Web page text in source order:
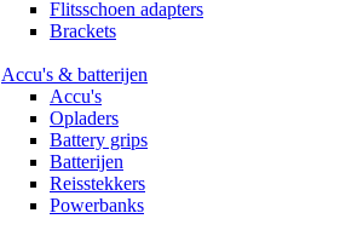
Flitsschoen adapters
Brackets
Accu's & batterijen
Accu's
Opladers
Battery grips
Batterijen
Reisstekkers
Powerbanks